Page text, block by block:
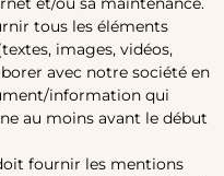
tous les éléments
images, vidéos,
avec notre société en
information qui
au moins avant le début
fournir les mentions